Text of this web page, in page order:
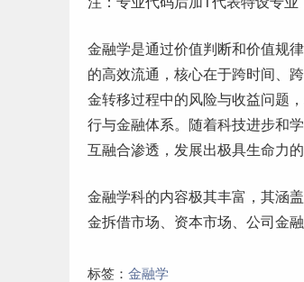
金融学是通过价值判断和价值规
的高效流通，核心在于跨时间、
金转移过程中的风险与收益问题
行与金融体系。随着科技进步和
互融合渗透，发展出极具生命力
金融学科的内容极其丰富，其涵
金拆借市场、资本市场、公司金
标签： 金融学